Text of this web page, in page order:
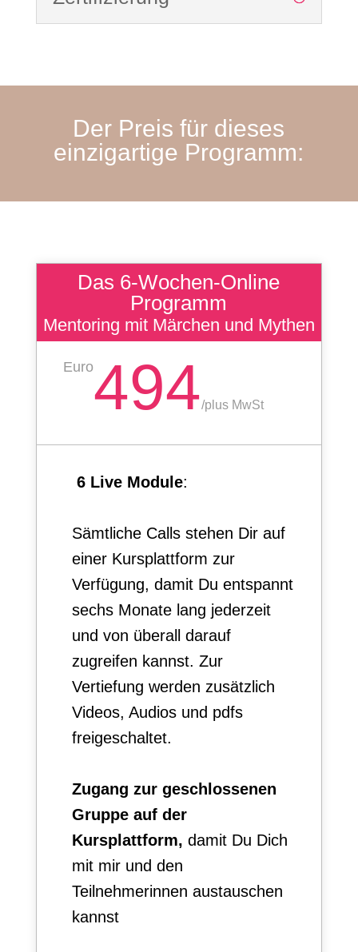
Der Preis für dieses
einzigartige Programm:
Das 6-Wochen-Online
Programm
Mentoring mit Märchen und Mythen
Euro494/plus MwSt
6 Live Module:
Sämtliche Calls stehen Dir auf
einer Kursplattform zur
Verfügung, damit Du entspannt
sechs Monate lang jederzeit
und von überall darauf
zugreifen kannst. Zur
Vertiefung werden zusätzlich
Videos, Audios und pdfs
freigeschaltet.
Zugang zur geschlossenen
Gruppe auf der
Kursplattform, damit Du Dich
mit mir und den
Teilnehmerinnen austauschen
kannst